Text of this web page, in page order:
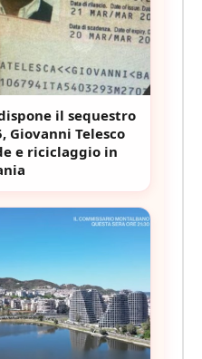
il sequestro
Giovanni Telesco
e riciclaggio in